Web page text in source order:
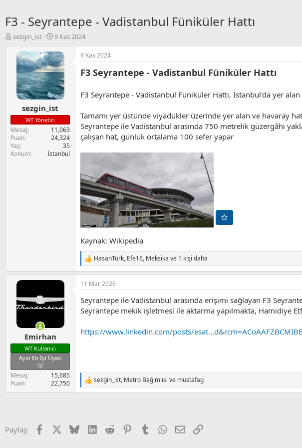
F3 - Seyrantepe - Vadistanbul Füniküler Hattı
K
l
a
t
a
n
sezgin_ist
B
ş
l
a
n
g
ı
ç
t
a
r
h
9 Kas 2024
sezgin_ist
WT Yönetici
Mesaj
11,063
Puan
24,324
Yaş
35
Konum
İstanbul
9 Kas 2024
F3 Seyrantepe - Vadistanbul Füniküler Hattı
F3 Seyrantepe - Vadistanbul Füniküler Hattı, İstanbul'da yer
Tamamı yer üstünde viyadükler üzerinde yer alan ve havaray
Seyrantepe ile Vadistanbul arasında 750 metrelik güzergâhı
çalışan hat, günlük ortalama 100 sefer yapar
Kaynak: Wikipedia
T
e
p
k
l
e
HasanTürk, Efe16, Meksika ve 1 kişi daha
Emirhan
WT Kullanıcı
Ayın En İyi Üyesi
'🥇'
Mesaj
15,685
Puan
22,750
11 Mar 2026
Seyrantepe ile Vadistanbul arasında erişimi sağlayan F3
Seyrantepe mekik işletmesi ile aktarma yapılmakta, Hamidiye
https://www.linkedin.com/posts/
T
e
sezgin_ist, Metro Bağımlısı ve mustafag
Paylaş: FacebookX (Twitter)
BlueskyLinkedIn
Reddit PinterestTumblr WhatsApp
E-postaLink